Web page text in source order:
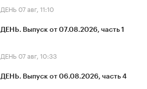
ДЕНЬ 07 авг, 11:10
ДЕНЬ. Выпуск от 07.08.2026, часть 1
ДЕНЬ 07 авг, 10:33
ДЕНЬ. Выпуск от 06.08.2026, часть 4